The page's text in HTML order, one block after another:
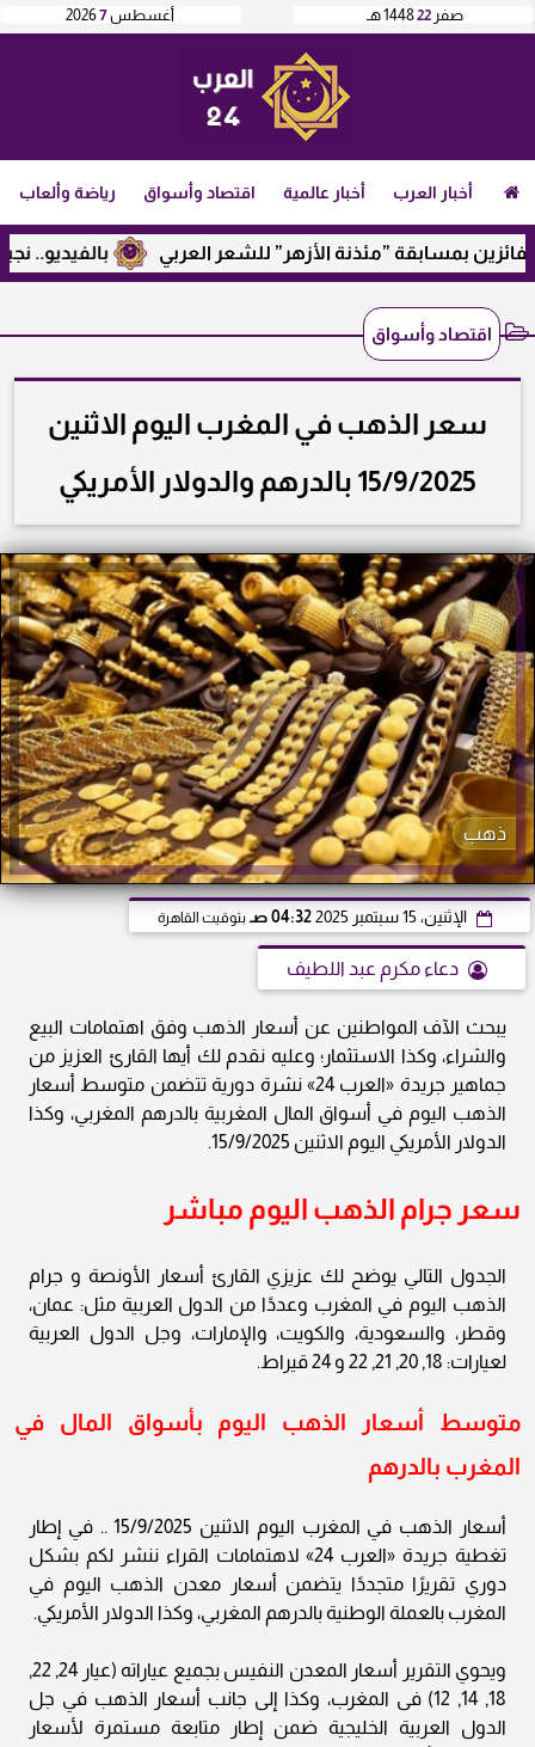
أغسطس7
2026 صفر 221448 هـ
أخبار العرب أخبار عالمية اقتصاد وأسواق رياضة وألعاب
بالفيديو.. نجيب ”مئذنة الأزهر” للشعر العربي
اقتصاد وأسواق
سعر الذهب في المغرب اليوم الاثنين
15/9/2025 بالدرهم والدولار الأمريكي
ذهب
الإثنين، 15 سبتمبر 2025 04:32 صـ بتوقيت القاهرة
دعاء مكرم عبد اللطيف
يبحث الآف المواطنين عن أسعار الذهب وفق اهتمامات البيع
والشراء، وكذا الاستثمار؛ وعليه نقدم لك أيها القارئ العزيز من
جماهير جريدة «العرب 24» نشرة دورية تتضمن متوسط أسعار
الذهب اليوم في أسواق المال المغربية بالدرهم المغربي، وكذا
الدولار الأمريكي اليوم الاثنين 15/9/2025.
سعر جرام الذهب اليوم مباشر
الجدول التالي يوضح لك عزيزي القارئ أسعار الأونصة و جرام
الذهب اليوم في المغرب وعددًا من الدول العربية مثل: عمان،
وقطر، والسعودية، والكويت، والإمارات، وجل الدول العربية
لعيارات: 18, 20, 21, 22 و 24 قيراط.
متوسط أسعار الذهب اليوم بأسواق المال في
المغرب بالدرهم
أسعار الذهب في المغرب اليوم الاثنين 15/9/2025 .. في إطار
تغطية جريدة «العرب 24» لاهتمامات القراء ننشر لكم بشكل
دوري تقريرًا متجددًا يتضمن أسعار معدن الذهب اليوم في
المغرب بالعملة الوطنية بالدرهم المغربي، وكذا الدولار الأمريكي.
ويحوي التقرير أسعار المعدن النفيس بجميع عياراته (عيار 24, 22,
18, 14, 12) فى المغرب، وكذا إلى جانب أسعار الذهب في جل
الدول العربية الخليجية ضمن إطار متابعة مستمرة لأسعار